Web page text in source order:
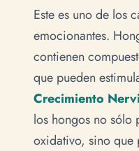
Este es uno de los
emocionantes.
contienen
que pueden
Crecimiento
los hongos no sólo
oxidativo, sino que